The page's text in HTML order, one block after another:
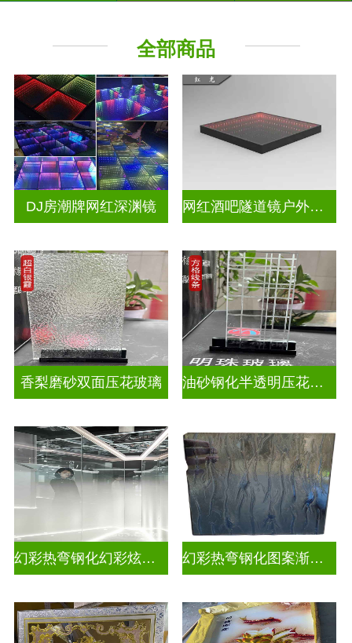
千层深渊镜
全部商品
DJ房潮牌网红深渊镜 网红酒吧隧道镜户外门头招牌深渊镜千层镜
香梨磨砂双面压花玻璃 油砂钢化半透明压花玻璃
幻彩热弯钢化幻彩炫彩渐变玻璃 幻彩热弯钢化图案渐变玻璃